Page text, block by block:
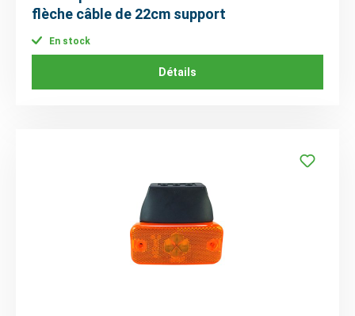
flèche câble de 22cm support
En stock
Détails